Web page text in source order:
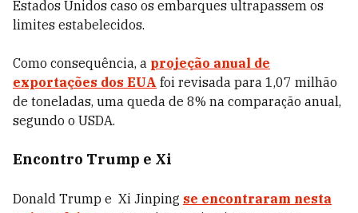
Estados Unidos caso os embarques ultrapassem os
limites estabelecidos.
Como consequência, a projeção anual de
exportações dos EUA foi revisada para 1,07 milhão
de toneladas, uma queda de 8% na comparação anual,
segundo o USDA.
Encontro Trump e Xi
Donald Trump e Xi Jinping se encontraram nesta